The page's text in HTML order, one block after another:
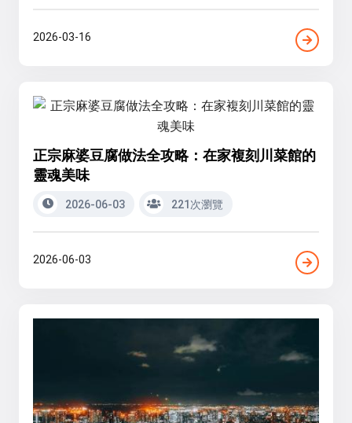
2026-03-16
正宗麻婆豆腐做法全攻略：在家複刻川菜館的
靈魂美味
2026-06-03 221次瀏覽
2026-06-03